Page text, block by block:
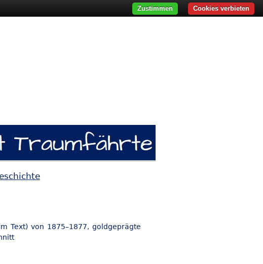
Text) von 1875–1877, goldgeprägte
Cookies verbieten
Zustimmen